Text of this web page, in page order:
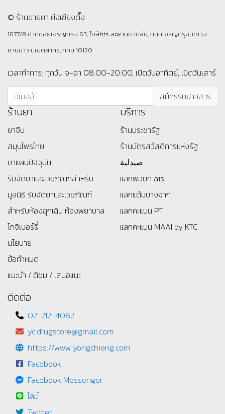
© ร้านขายยา ย่งเชียงตึ๊ง
1677/8 ปากซอยเจริญกรุง 63, ใกล้bts สะพานตากสิน, ถนนเจริญกรุง, แขวง
ยานนาวา, เขตสาทร, กทม 10120
เวลาทำการ: ทุกวัน จ-อา 08:00-20:00, เปิดวันอาทิตย์, เปิดวันเสาร์
ร้านยา
ยาจีน
สมุนไพรไทย
ยาแผนปัจจุบัน
รับจัดยาและเวชภัณฑ์สำหรับ
มูลนิธิ รับจัดยาและเวชภัณฑ์
สำหรับห้องฉุกเฉิน ห้องพยาบาล
โกจิเบอร์รี่
นโยบาย
ข้อกำหนด
แนะนำ / ติชม / เสนอแนะ
บริการ
ร้านประชารัฐ
ร้านบัตรสว้สดิการแห่งรัฐ
صيدلية
แลกพอยท์ ais
แลกแต้มบางจาก
แลกคะแนน PT
แลกคะแนน MAAI by KTC
ติดต่อ
02-212-4082
yc.drugstore@gmail.com
https://www.yongchieng.com
Facebook
Facebook Messenger
ไลน์